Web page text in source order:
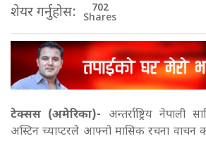
शेयर गर्नुहोस: 702
Shares
टेक्सस (अमेरिका)- अन्तर्राष्ट्रिय
अस्टिन च्याप्टरले आफ्नो मासिक रचना वाचन